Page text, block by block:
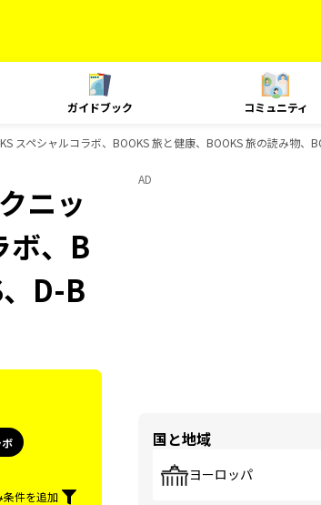
ガイドブック コミュニティ
ペシャルコラボ、BOOKS 旅と健康、BOOKS 旅の読み物、
ニッ
ボ、B
D-B
件を追加
AD
国と地域
ヨーロッパ